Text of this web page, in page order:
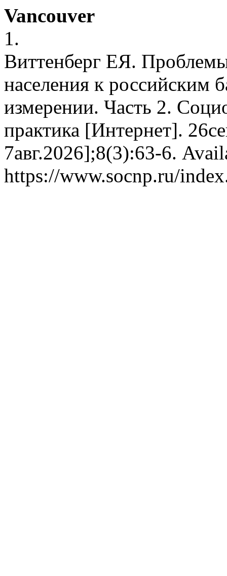
Vancouver
1.
Виттенберг ЕЯ.
населения к российским
измерении. Часть 2.
практика [Интернет].
7авг.2026];8(3):63-6.
https://www.socnp.ru/